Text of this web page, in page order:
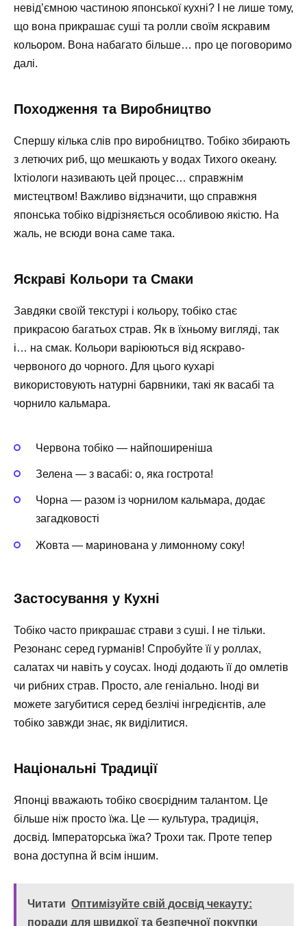
невід’ємною частиною японської кухні? І не лише тому,
що вона прикрашає суші та ролли своїм яскравим
кольором. Вона набагато більше… про це поговоримо
далі.
Походження та Виробництво
Спершу кілька слів про виробництво. Тобіко збирають
з летючих риб, що мешкають у водах Тихого океану.
Іхтіологи називають цей процес… справжнім
мистецтвом! Важливо відзначити, що справжня
японська тобіко відрізняється особливою якістю. На
жаль, не всюди вона саме така.
Яскраві Кольори та Смаки
Завдяки своїй текстурі і кольору, тобіко стає
прикрасою багатьох страв. Як в їхньому вигляді, так
і… на смак. Кольори варіюються від яскраво-
червоного до чорного. Для цього кухарі
використовують натурні барвники, такі як васабі та
чорнило кальмара.
Червона тобіко — найпоширеніша
Зелена — з васабі: о, яка гострота!
Чорна — разом із чорнилом кальмара, додає
загадковості
Жовта — маринована у лимонному соку!
Застосування у Кухні
Тобіко часто прикрашає страви з суші. І не тільки.
Резонанс серед гурманів! Спробуйте її у роллах,
салатах чи навіть у соусах. Іноді додають її до омлетів
чи рибних страв. Просто, але геніально. Іноді ви
можете загубитися серед безлічі інгредієнтів, але
тобіко завжди знає, як виділитися.
Національні Традиції
Японці вважають тобіко своєрідним талантом. Це
більше ніж просто їжа. Це — культура, традиція,
досвід. Імператорська їжа? Трохи так. Проте тепер
вона доступна й всім іншим.
Читати Оптимізуйте свій досвід чекауту:
поради для швидкої та безпечної покупки